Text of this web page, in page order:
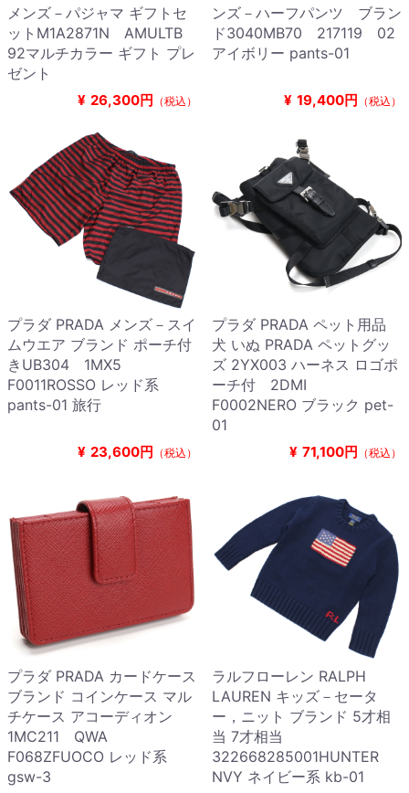
メンズ－パジャマ ギフトセ
ットM1A2871N AMULTB
92マルチカラー ギフト プレ
ゼント
¥ 26,300円 （税込）
ンズ－ハーフパンツ ブラン
ド3040MB70 217119 02
アイボリー pants-01
¥ 19,400円 （税込）
プラダ PRADA メンズ－スイ
ムウエア ブランド ポーチ付
きUB304 1MX5
F0011ROSSO レッド系
pants-01 旅行
¥ 23,600円 （税込）
プラダ PRADA ペット用品
犬 いぬ PRADA ペットグッ
ズ 2YX003 ハーネス ロゴポ
ーチ付 2DMI
F0002NERO ブラック pet-
01
¥ 71,100円 （税込）
プラダ PRADA カードケース
ブランド コインケース マル
チケース アコーディオン
1MC211 QWA
F068ZFUOCO レッド系
gsw-3
ラルフローレン RALPH
LAUREN キッズ－セータ
ー，ニット ブランド 5才相
当 7才相当
322668285001HUNTER
NVY ネイビー系 kb-01